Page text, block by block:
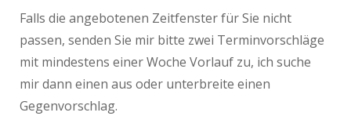
Falls die angebotenen Zeitfenster für Sie nicht
passen, senden Sie mir bitte zwei Terminvorschläge
mit mindestens einer Woche Vorlauf zu, ich suche
mir dann einen aus oder unterbreite einen
Gegenvorschlag.